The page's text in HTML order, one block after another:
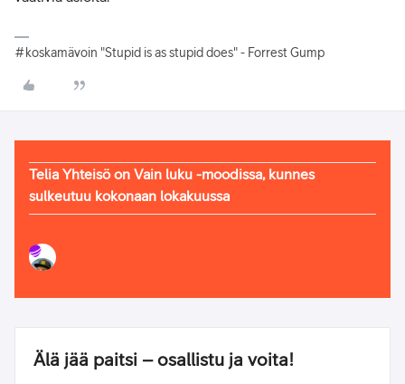
#koskamävoin "Stupid is as stupid does" - Forrest Gump
Telia Yhteisö on Vain luku -moodissa, kunnes
sulkeutuu kokonaan lokakuussa
Älä jää paitsi – osallistu ja voita!